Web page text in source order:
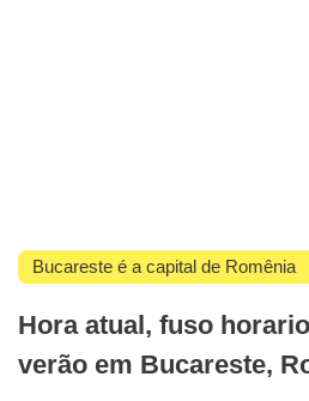
Bucareste é a capital de Romênia
Hora atual, fuso
verão em Bucareste,